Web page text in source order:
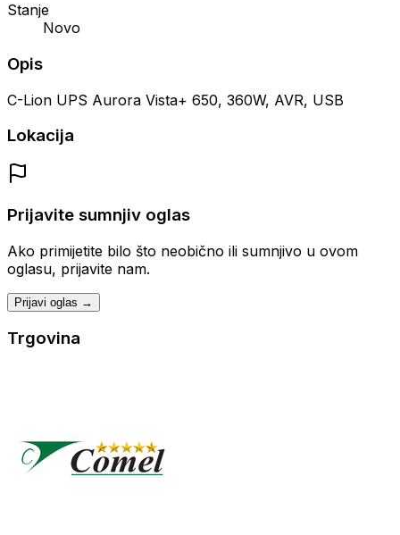
Stanje
Novo
Opis
C-Lion UPS Aurora Vista+ 650, 360W, AVR, USB
Lokacija
Prijavite sumnjiv oglas
Ako primijetite bilo što neobično ili sumnjivo u ovom
oglasu, prijavite nam.
Prijavi oglas →
Trgovina